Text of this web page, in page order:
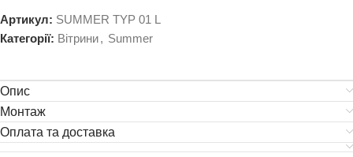
Артикул: SUMMER TYP 01 L
Категорії: Вітрини, Summer
Опис
Монтаж
Оплата та доставка